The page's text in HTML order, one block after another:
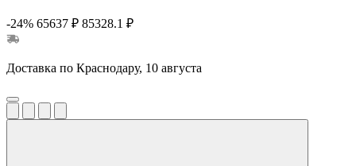
-24% 65637 ₽ 85328.1 ₽
Доставка по Краснодару, 10 августа